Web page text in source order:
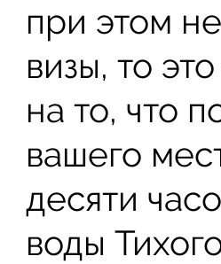
при этом
визы, то
на то, что
вашего
десяти
воды